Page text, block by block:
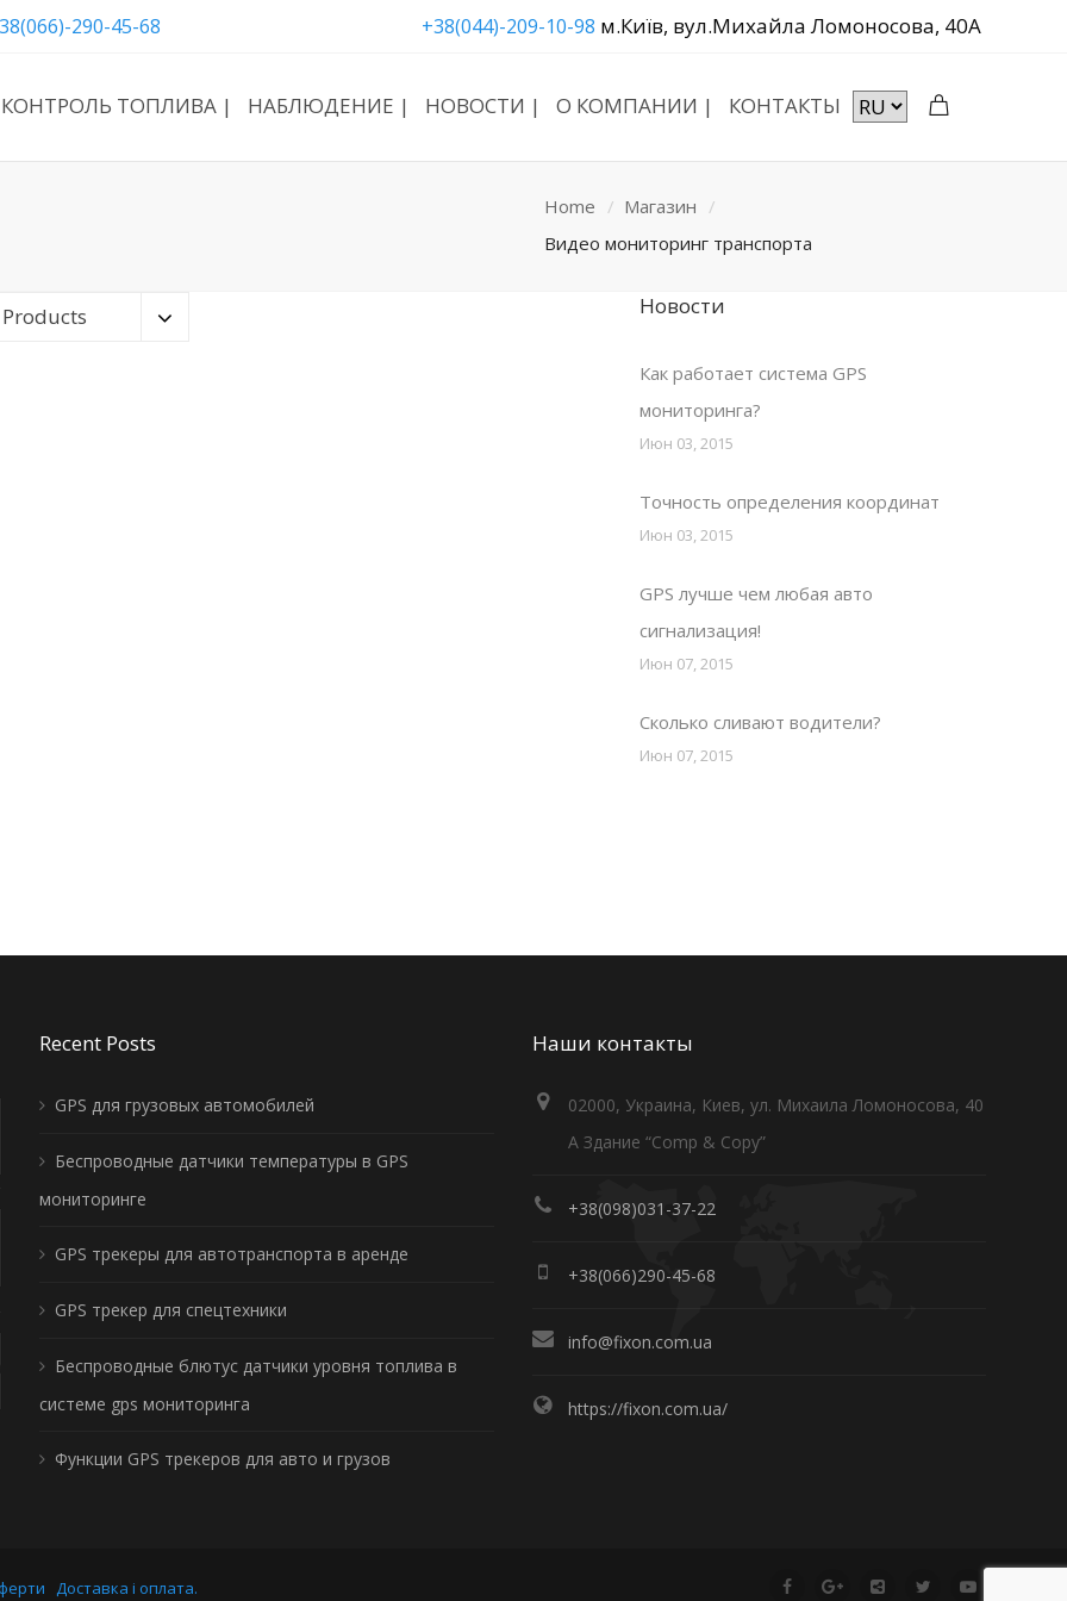
290-45-68 +38(044)-209-10-98 м.Київ, вул.Михайла Ломоносова, 40А
КОНТРОЛЬ ТОПЛИВА | НАБЛЮДЕНИЕ | НОВОСТИ | О КОМПАНИИ | КОНТАКТЫ
Home
Магазин
Видео мониторинг транспорта
Новости
Как работает система GPS
мониторинга?
Июн 03, 2015
Точность определения координат
Июн 03, 2015
GPS лучше чем любая авто
сигнализация!
Июн 07, 2015
Сколько сливают водители?
Июн 07, 2015
Recent Posts
GPS для грузовых автомобилей
Беспроводные датчики температуры в GPS
мониторинге
GPS трекеры для автотранспорта в аренде
GPS трекер для спецтехники
Беспроводные блютус датчики уровня топлива в
системе gps мониторинга
Функции GPS трекеров для авто и грузов
Наши контакты
02000, Украина, Киев, ул. Михаила Ломоносова, 40
А Здание “Comp & Copy”
+38(098)031-37-22
+38(066)290-45-68
info@fixon.com.ua
https://fixon.com.ua/
Доставка і оплата.